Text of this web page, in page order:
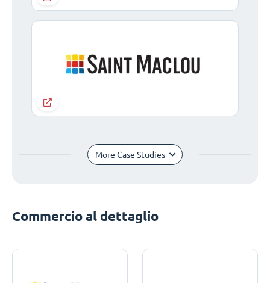
More Case Studies
Commercio al dettaglio